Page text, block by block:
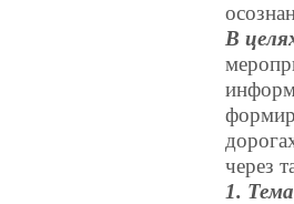
В
через
1.